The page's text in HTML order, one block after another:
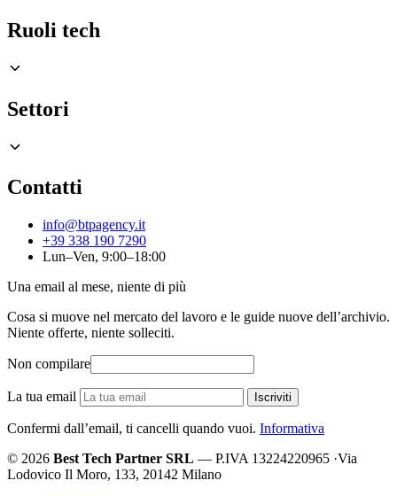
Ruoli tech
Settori
Contatti
info@btpagency.it
+39 338 190 7290
Lun–Ven, 9:00–18:00
Una email al mese, niente di più
Cosa si muove nel mercato del lavoro e le guide nuove dell’archivio.
Niente offerte, niente solleciti.
Non compilare
La tua email Iscriviti
Confermi dall’email, ti cancelli quando vuoi. Informativa
© 2026 Best Tech Partner SRL — P.IVA 13224220965 ·Via
Lodovico Il Moro, 133, 20142 Milano